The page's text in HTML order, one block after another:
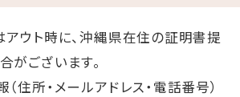
アウト時に、沖縄県在住の証明書提
がございます。
住所・メールアドレス・電話番号）